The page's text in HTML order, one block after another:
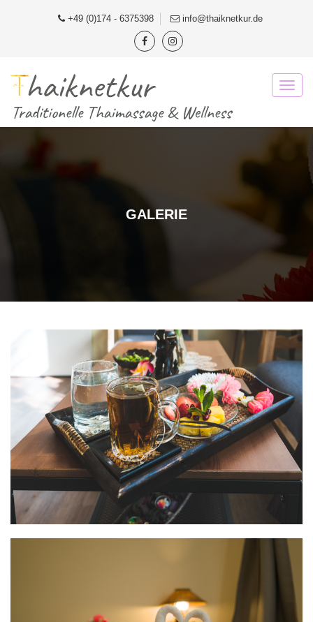
+49 (0)174 - 6375398 info@thaiknetkur.de
GALERIE